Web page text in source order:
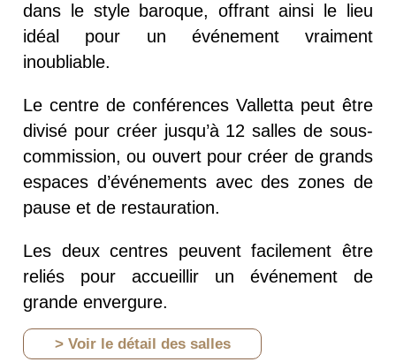
dans le style baroque, offrant ainsi le lieu
idéal pour un événement vraiment
inoubliable.
Le centre de conférences Valletta peut être
divisé pour créer jusqu’à 12 salles de sous-
commission, ou ouvert pour créer de grands
espaces d’événements avec des zones de
pause et de restauration.
Les deux centres peuvent facilement être
reliés pour accueillir un événement de
grande envergure.
> Voir le détail des salles